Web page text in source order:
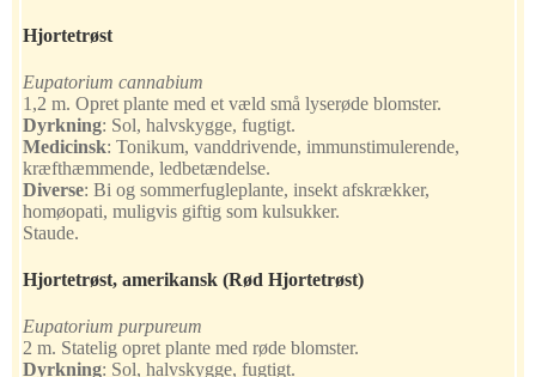
Hjortetrøst
Eupatorium cannabium
1,2 m. Opret plante med et væld små lyserøde blomster.
Dyrkning: Sol, halvskygge, fugtigt.
Medicinsk: Tonikum, vanddrivende, immunstimulerende,
kræfthæmmende, ledbetændelse.
Diverse: Bi og sommerfugleplante, insekt afskrækker,
homøopati, muligvis giftig som kulsukker.
Staude.
Hjortetrøst, amerikansk (Rød Hjortetrøst)
Eupatorium purpureum
2 m. Statelig opret plante med røde blomster.
Dyrkning: Sol, halvskygge, fugtigt.